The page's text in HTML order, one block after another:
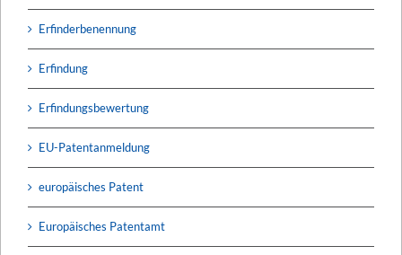
Erfinderbenennung
Erfindung
Erfindungsbewertung
EU-Patentanmeldung
europäisches Patent
Europäisches Patentamt